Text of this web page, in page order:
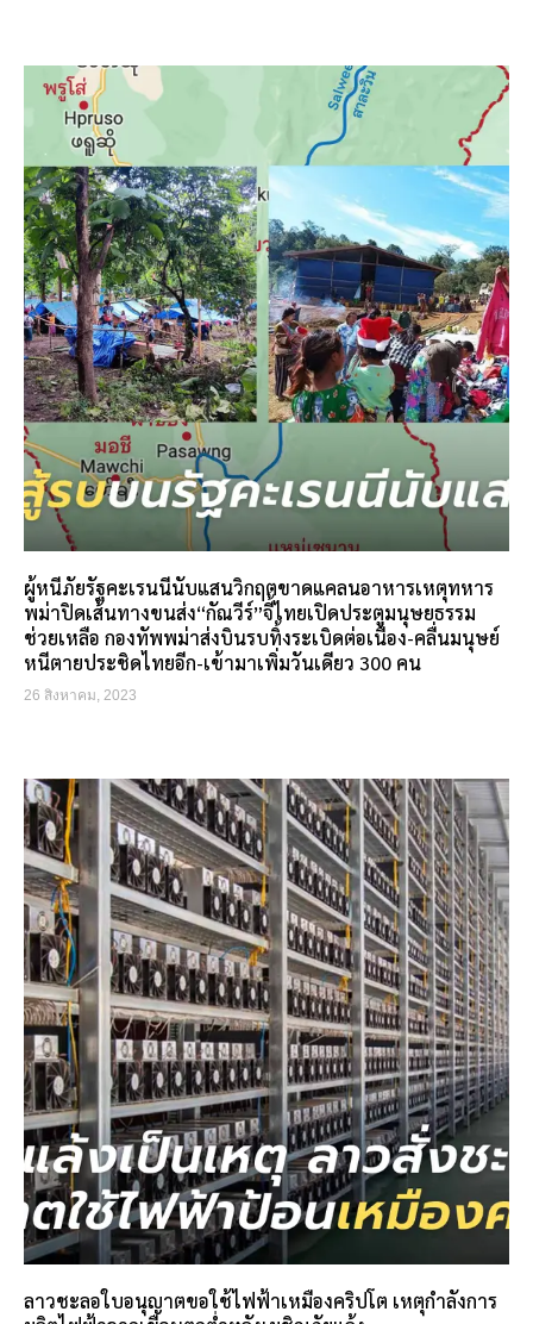
ผู้หนีภัยรัฐคะเรนนีนับแสนวิกฤตขาดแคลนอาหารเหตุทหาร
พม่าปิดเส้นทางขนส่ง“กัณวีร์”จี้ไทยเปิดประตูมนุษยธรรม
ช่วยเหลือ กองทัพพม่าส่งบินรบทิ้งระเบิดต่อเนื่อง-คลื่นมนุษย์
หนีตายประชิดไทยอีก-เข้ามาเพิ่มวันเดียว 300 คน
26 สิงหาคม, 2023
ลาวชะลอใบอนุญาตขอใช้ไฟฟ้าเหมืองคริปโต เหตุกำลังการ